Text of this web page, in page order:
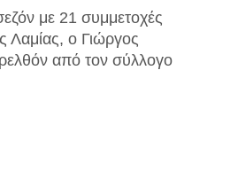
με 21 συμμετοχές
Λαμίας, ο Γιώργος
από τον σύλλογο